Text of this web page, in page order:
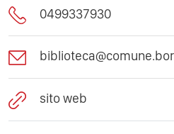
0499337930
sito web